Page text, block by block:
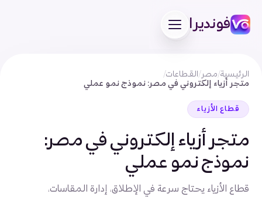
فونديرا
الرئيسية/مصر / القطاعات/
متجر أزياء إلكتروني في مصر: نموذج نمو عملي
قطاع الأزياء
متجر أزياء إلكتروني في مصر:
نموذج نمو عملي
قطاع الأزياء يحتاج سرعة في الإطلاق، إدارة المقاسات،